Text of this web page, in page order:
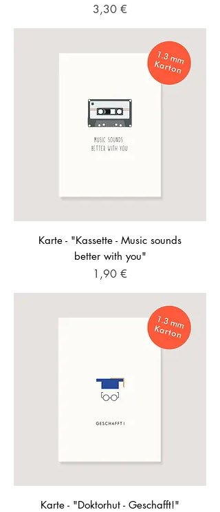
Preis
3,30 €
Karte - "Kassette - Music sounds
better with you"
Preis
1,90 €
Karte - "Doktorhut - Geschafft!"